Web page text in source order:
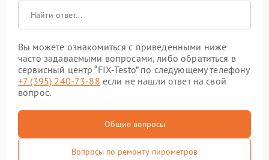
Вы можете ознакомиться с приведенными ниже
часто задаваемыми вопросами, либо обратиться в
сервисный центр “FIX-Testo” по следующему телефону
+7 (395) 240-73-88 если не нашли ответ на свой
вопрос.
Общие вопросы
Вопросы по ремонту пирометров